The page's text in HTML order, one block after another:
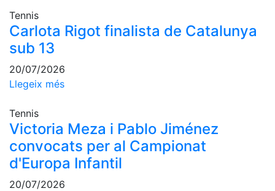
d'Honor
Històric
del
Campionat
Social
Normativa
Pàdel
Escola de
Pàdel
Tennis
Carlota Rigot finalista de Catalunya
sub 13
20/07/2026
Llegeix més
Tennis
Victoria Meza i Pablo Jiménez
convocats per al Campionat
d'Europa Infantil
20/07/2026